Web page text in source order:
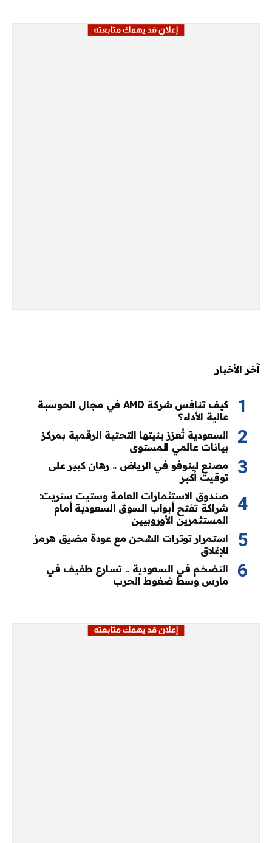
آخر الأخبار
كيف تنافس شركة AMD في مجال الحوسبة
عالية الأداء؟
السعودية تُعزز بنيتها التحتية الرقمية بمركز
بيانات عالمي المستوى
مصنع لينوفو في الرياض .. رهان كبير على
توقيت أكبر
صندوق الاستثمارات العامة وستيت ستريت:
شراكة تفتح أبواب السوق السعودية أمام
المستثمرين الأوروبيين
استمرار توترات الشحن مع عودة مضيق هرمز
للإغلاق
التضخم في السعودية .. تسارع طفيف في
مارس وسط ضغوط الحرب